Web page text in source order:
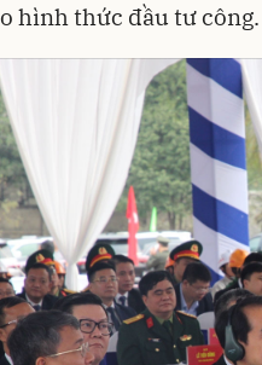
hình thức đầu tư công.